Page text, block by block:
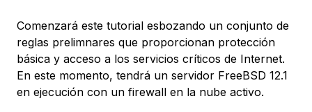
Comenzará este tutorial esbozando un conjunto de
reglas prelimnares que proporcionan protección
básica y acceso a los servicios críticos de Internet.
En este momento, tendrá un servidor FreeBSD 12.1
en ejecución con un firewall en la nube activo.